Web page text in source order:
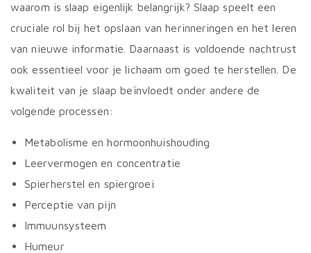
waarom is slaap eigenlijk belangrijk? Slaap speelt een
cruciale rol bij het opslaan van herinneringen en het leren
van nieuwe informatie. Daarnaast is voldoende nachtrust
ook essentieel voor je lichaam om goed te herstellen. De
kwaliteit van je slaap beïnvloedt onder andere de
volgende processen:
Metabolisme en hormoonhuishouding
Leervermogen en concentratie
Spierherstel en spiergroei
Perceptie van pijn
Immuunsysteem
Humeur